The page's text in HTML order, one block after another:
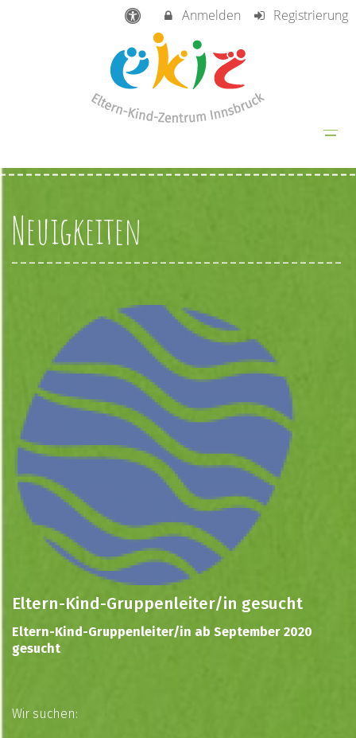
Anmelden Registrierung
Neuigkeiten
Eltern-Kind-Gruppenleiter/in gesucht
Eltern-Kind-Gruppenleiter/in ab September 2020
gesucht
Wir suchen: